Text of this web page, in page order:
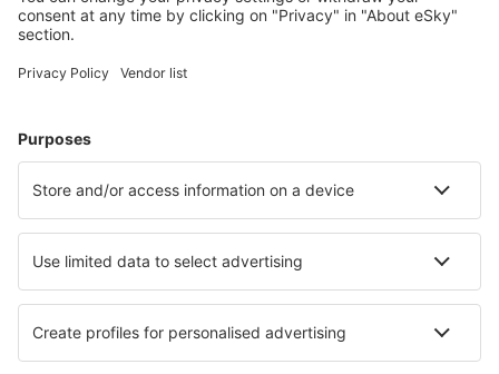
Unterkunft in Zakopane Unterkunft in Krakau
Unterkunft in Gdynia Unterkunft in Swieradow Zdroj
Die besten Unterkünfte - Städte
Unterkunft in Homewood Unterkunft in St George's